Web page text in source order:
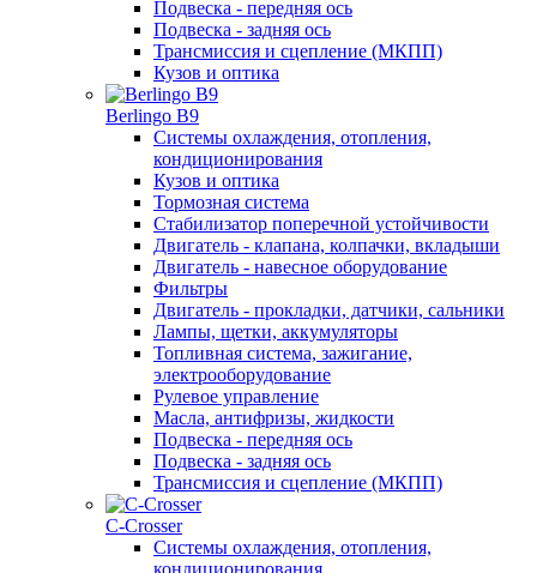
Подвеска - передняя ось
Подвеска - задняя ось
Трансмиссия и сцепление (МКПП)
Кузов и оптика
Berlingo B9
Системы охлаждения, отопления,
кондиционирования
Кузов и оптика
Тормозная система
Стабилизатор поперечной устойчивости
Двигатель - клапана, колпачки, вкладыши
Двигатель - навесное оборудование
Фильтры
Двигатель - прокладки, датчики, сальники
Лампы, щетки, аккумуляторы
Топливная система, зажигание,
электрооборудование
Рулевое управление
Масла, антифризы, жидкости
Подвеска - передняя ось
Подвеска - задняя ось
Трансмиссия и сцепление (МКПП)
С-Сrosser
Системы охлаждения, отопления,
кондиционирования